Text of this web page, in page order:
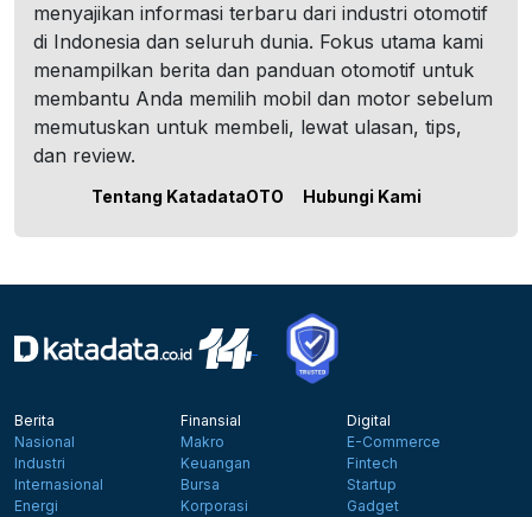
menyajikan informasi terbaru dari industri otomotif
di Indonesia dan seluruh dunia. Fokus utama kami
menampilkan berita dan panduan otomotif untuk
membantu Anda memilih mobil dan motor sebelum
memutuskan untuk membeli, lewat ulasan, tips,
dan review.
Tentang KatadataOTO Hubungi Kami
Berita
Nasional
Industri
Internasional
Energi
Finansial
Makro
Keuangan
Bursa
Korporasi
Digital
E-Commerce
Fintech
Startup
Gadget